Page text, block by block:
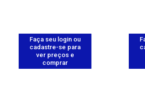
Faça seu login ou
cadastre-se para
ver preços e
comprar